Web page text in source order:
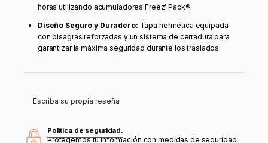
horas utilizando acumuladores Freez’ Pack®.
Diseño Seguro y Duradero: Tapa hermética equipada
con bisagras reforzadas y un sistema de cerradura para
garantizar la máxima seguridad durante los traslados.
Escriba su propia reseña
Política de seguridad.
Protegemos tu información con medidas de seguridad